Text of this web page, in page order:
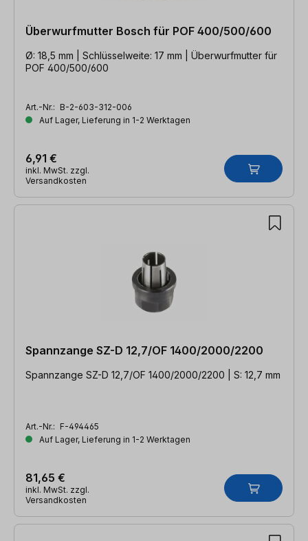
Überwurfmutter Bosch für POF 400/500/600
Ø: 18,5 mm | Schlüsselweite: 17 mm | Überwurfmutter für
POF 400/500/600
Art.-Nr.: B-2-603-312-006
Auf Lager, Lieferung in 1-2 Werktagen
6,91 €
inkl. MwSt. zzgl.
Versandkosten
Spannzange SZ-D 12,7/OF 1400/2000/2200
Spannzange SZ-D 12,7/OF 1400/2000/2200 | S: 12,7 mm
Art.-Nr.: F-494465
Auf Lager, Lieferung in 1-2 Werktagen
81,65 €
inkl. MwSt. zzgl.
Versandkosten